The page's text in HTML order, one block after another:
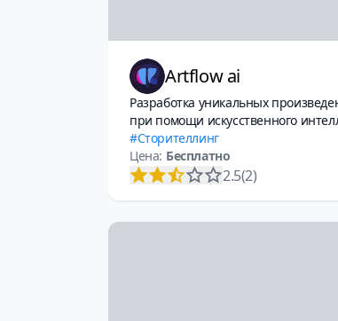
Artflow ai
Разработка уникальных
при помощи искусственного
Сторителлинг
Цена: Бесплатно
2.5(2)